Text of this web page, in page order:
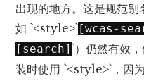
出现的地方。这是规范
如 `<style>`[wcas-
[search]`）仍然有效
装时使用 `<style>`，因